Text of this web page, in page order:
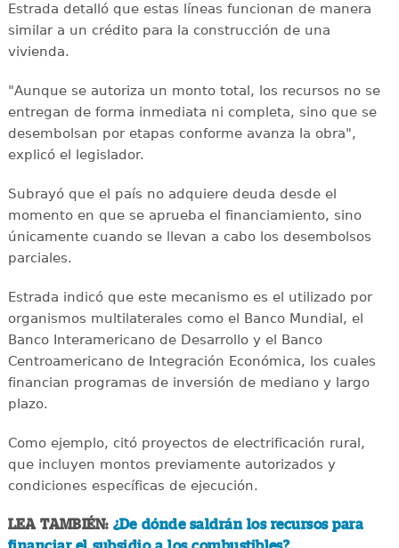
Estrada detalló que estas líneas funcionan de manera
similar a un crédito para la construcción de una
vivienda.
"Aunque se autoriza un monto total, los recursos no se
entregan de forma inmediata ni completa, sino que se
desembolsan por etapas conforme avanza la obra",
explicó el legislador.
Subrayó que el país no adquiere deuda desde el
momento en que se aprueba el financiamiento, sino
únicamente cuando se llevan a cabo los desembolsos
parciales.
Estrada indicó que este mecanismo es el utilizado por
organismos multilaterales como el Banco Mundial, el
Banco Interamericano de Desarrollo y el Banco
Centroamericano de Integración Económica, los cuales
financian programas de inversión de mediano y largo
plazo.
Como ejemplo, citó proyectos de electrificación rural,
que incluyen montos previamente autorizados y
condiciones específicas de ejecución.
LEA TAMBIÉN: ¿De dónde saldrán los recursos para